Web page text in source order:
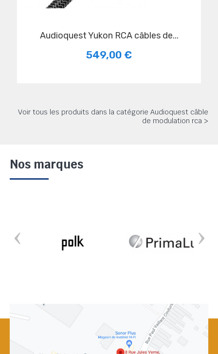
audioquest Yukon RCA câbles de...
549,00 €
Voir tous les produits dans la catégorie Audioquest câble
de modulation rca >
Nos marques